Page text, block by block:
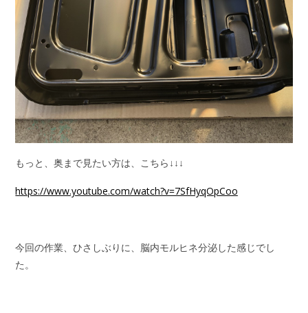
もっと、奥まで見たい方は、こちら↓↓↓
https://www.youtube.com/watch?v=7SfHyqOpCoo
今回の作業、ひさしぶりに、脳内モルヒネ分泌した感じでし
た。